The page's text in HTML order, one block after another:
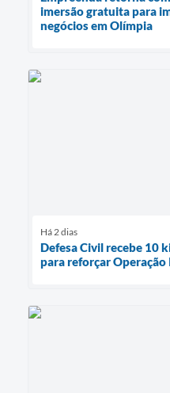
imersão gratuita para
negócios em Olímpia
Há 2 dias
Defesa Civil recebe 10
para reforçar